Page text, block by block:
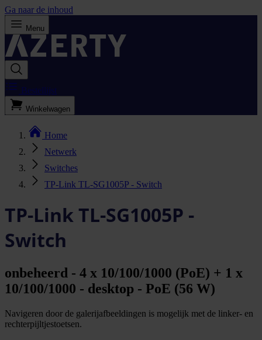
Ga naar de inhoud
Menu
Bestellijst
Winkelwagen
Home
Netwerk
Switches
TP-Link TL-SG1005P - Switch
TP-Link TL-SG1005P -
Switch
onbeheerd - 4 x 10/100/1000 (PoE) + 1 x
10/100/1000 - desktop - PoE (56 W)
Navigeren door de galerijafbeeldingen is mogelijk met de linker- en
rechterpijltjestoetsen.